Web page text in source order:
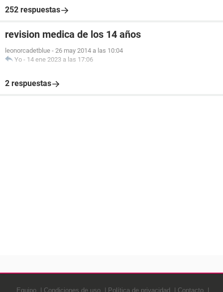
252 respuestas
revision medica de los 14 años
leonorcadetblue - 26 may 2014 a las 10:04
Yo - 14 ene 2023 a las 17:06
2 respuestas
Equipo Condiciones de uso Política de privacidad Contacto